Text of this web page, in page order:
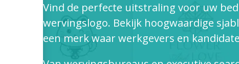
Vind de perfecte uitstraling voor uw
wervingslogo. Bekijk hoogwaardige
een merk waar werkgevers en